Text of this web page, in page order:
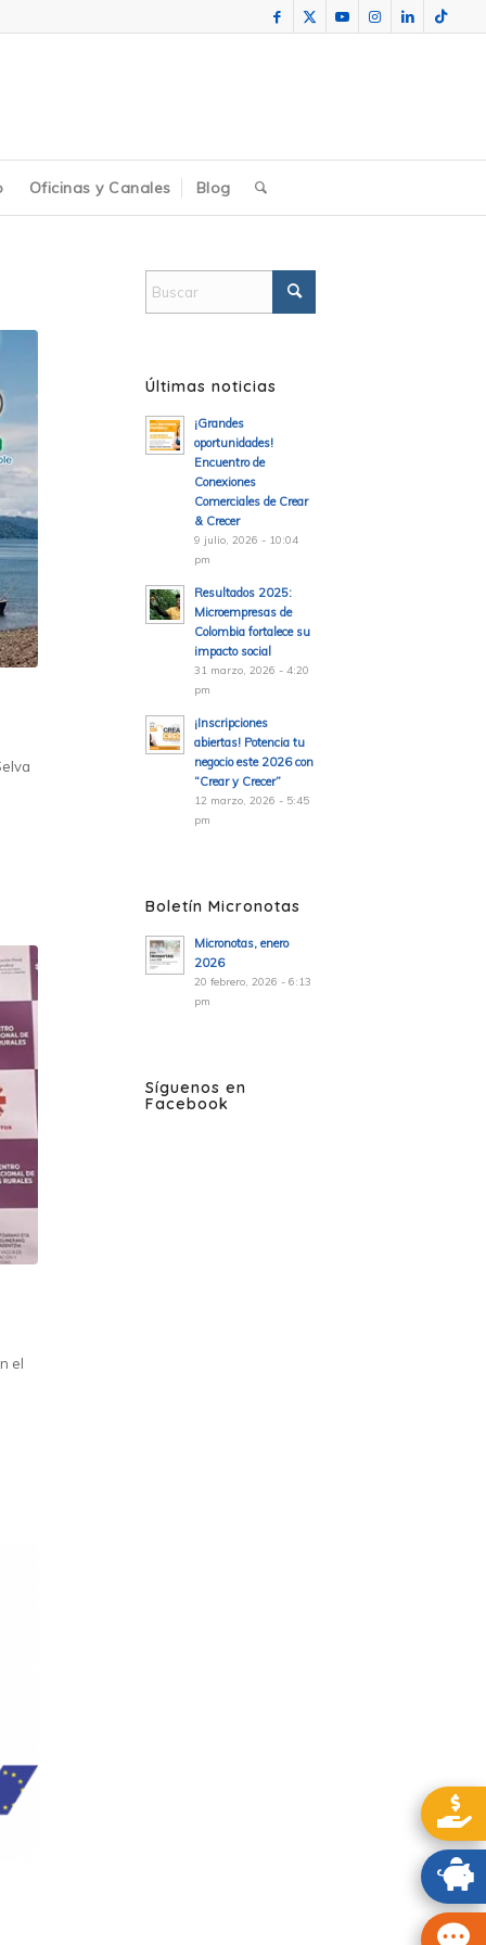
Oficinas y Canales Blog
el
Últimas noticias
¡Grandes
oportunidades!
Encuentro de
Conexiones
Comerciales de Crear
& Crecer
9 julio, 2026 - 10:04
pm
Resultados 2025:
Microempresas de
Colombia fortalece su
impacto social
31 marzo, 2026 - 4:20
pm
¡Inscripciones
abiertas! Potencia tu
negocio este 2026 con
“Crear y Crecer”
12 marzo, 2026 - 5:45
pm
Boletín Micronotas
Micronotas, enero
2026
20 febrero, 2026 - 6:13
pm
Síguenos en
Facebook